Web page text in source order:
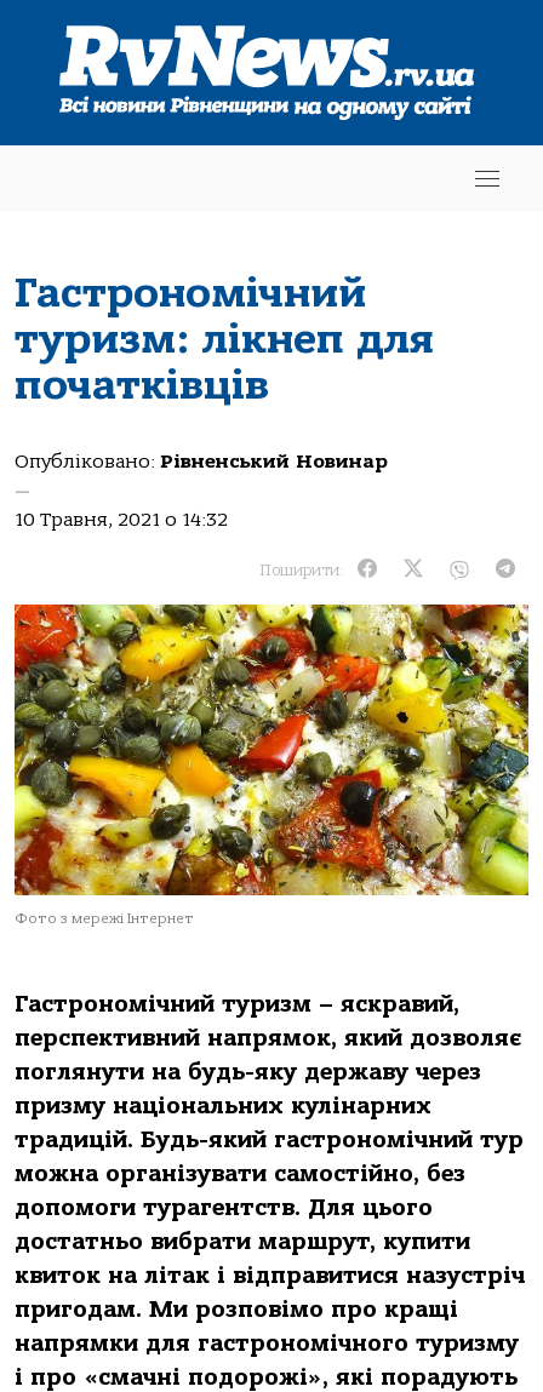
Гастрономічний
туризм: лікнеп для
початківців
Опубліковано: Рівненський Новинар
—
10 Травня, 2021 о 14:32
Поширити:
Фото з мережі Інтернет
Гастрономічний туризм – яскравий,
перспективний напрямок, який дозволяє
поглянути на будь-яку державу через
призму національних кулінарних
традицій. Будь-який гастрономічний тур
можна організувати самостійно, без
допомоги турагентств. Для цього
достатньо вибрати маршрут, купити
квиток на літак і відправитися назустріч
пригодам. Ми розповімо про кращі
напрямки для гастрономічного туризму
і про «смачні подорожі», які порадують